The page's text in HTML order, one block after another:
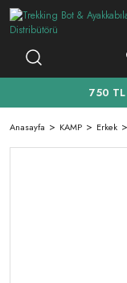
750 TL
Anasayfa KAMP Erkek